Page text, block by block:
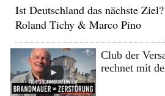
Ist Deutschland das nächste
Roland Tichy & Marco Pino
Club der
rechnet mit